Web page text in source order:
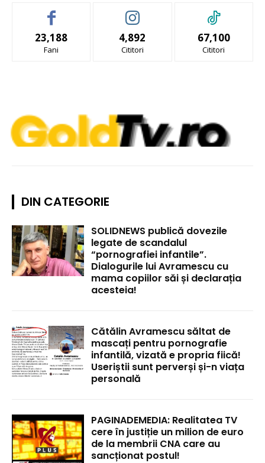
23,188
Fani
4,892
Cititori
67,100
Cititori
DIN CATEGORIE
SOLIDNEWS publică dovezile
legate de scandalul
“pornografiei infantile”.
Dialogurile lui Avramescu cu
mama copiilor săi și declarația
acesteia!
Cătălin Avramescu săltat de
mascați pentru pornografie
infantilă, vizată e propria fiică!
Useriștii sunt perverși și-n viața
personală
PAGINADEMEDIA: Realitatea TV
cere în justiție un milion de euro
de la membrii CNA care au
sancționat postul!